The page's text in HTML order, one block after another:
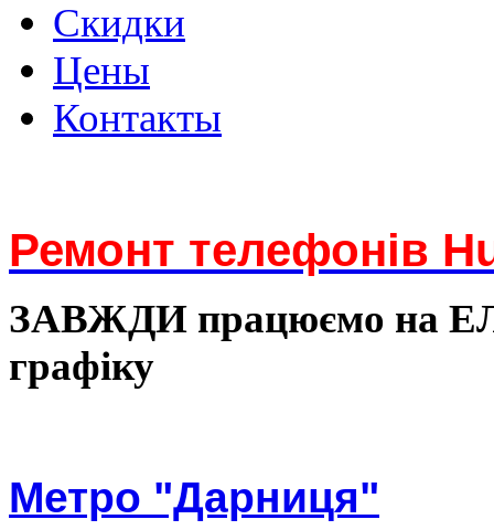
Скидки
Цены
Контакты
Ремонт телефонів
ЗАВЖДИ працюємо на
графіку
Метро "Дарниця"